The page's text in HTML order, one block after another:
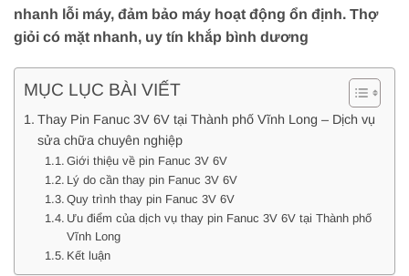
nhanh lỗi máy, đảm bảo máy hoạt động ổn định. Thợ
giỏi có mặt nhanh, uy tín khắp bình dương
MỤC LỤC BÀI VIẾT
Thay Pin Fanuc 3V 6V tại Thành phố Vĩnh Long – Dịch vụ
sửa chữa chuyên nghiệp
Giới thiệu về pin Fanuc 3V 6V
Lý do cần thay pin Fanuc 3V 6V
Quy trình thay pin Fanuc 3V 6V
Ưu điểm của dịch vụ thay pin Fanuc 3V 6V tại Thành phố
Vĩnh Long
Kết luận